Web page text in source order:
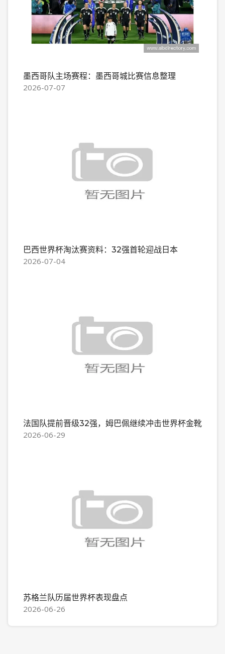
墨西哥队主场赛程：墨西哥城比赛信息整理
2026-07-07
巴西世界杯淘汰赛资料：32强首轮迎战日本
2026-07-04
法国队提前晋级32强，姆巴佩继续冲击世界杯金靴
2026-06-29
苏格兰队历届世界杯表现盘点
2026-06-26